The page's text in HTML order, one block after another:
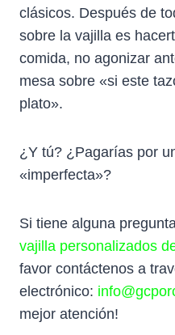
clásicos. Después de
sobre la vajilla es
comida, no agonizar
mesa sobre «si este
plato».
¿Y tú? ¿Pagarías por
«imperfecta»?
Si tiene alguna
vajilla personalizados
favor contáctenos a
electrónico:
mejor atención!